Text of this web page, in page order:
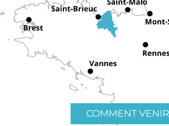
COMMENT